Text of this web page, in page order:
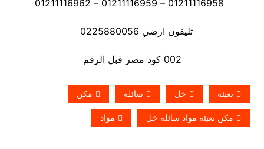
تليفون ارضي 0225880056
002 كود مصر قبل الرقم
تعبئة خل سائلة مكن
مكن تعبئة مواد سائلة خل مواد